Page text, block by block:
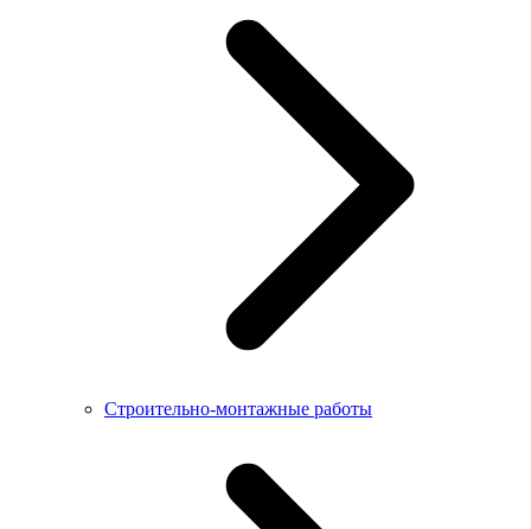
Строительно-монтажные работы